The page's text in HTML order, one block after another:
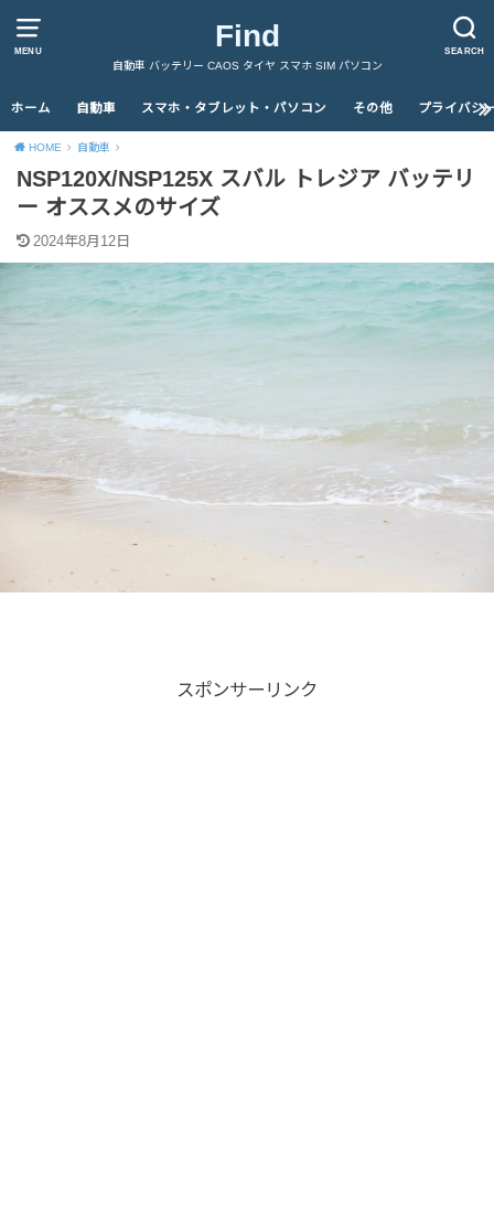
MENU SEARCH
Find
自動車 バッテリー CAOS タイヤ スマホ SIM パソコン
ホーム 自動車 スマホ・タブレット・パソコン その他 プライバシ
HOME 自動車
NSP120X/NSP125X スバル トレジア バッテリ
ー オススメのサイズ
2024年8月12日
スポンサーリンク